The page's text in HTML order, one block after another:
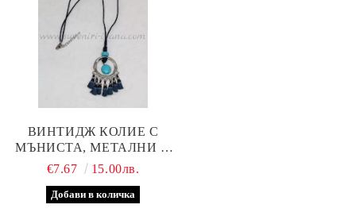
ВИНТИДЖ КОЛИЕ С
МЪНИСТА, МЕТАЛНИ И
КОЖЕНИ ЕЛЕМЕНТИ
€7.67 15.00лв.